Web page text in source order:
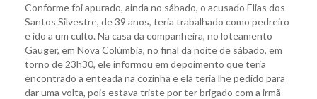
Conforme foi apurado, ainda no sábado, o acusado Elias dos
Santos Silvestre, de 39 anos, teria trabalhado como pedreiro
e ido a um culto. Na casa da companheira, no loteamento
Gauger, em Nova Colúmbia, no final da noite de sábado, em
torno de 23h30, ele informou em depoimento que teria
encontrado a enteada na cozinha e ela teria lhe pedido para
dar uma volta, pois estava triste por ter brigado com a irmã